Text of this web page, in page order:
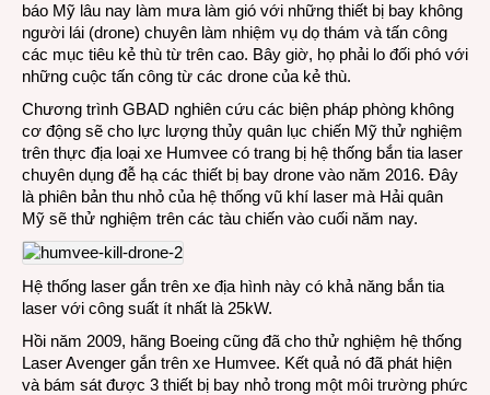
bị
khí
thiết
bị
drone
báo Mỹ lâu nay làm mưa làm gió với những thiết bị bay không
người lái (drone) chuyên làm nhiệm vụ dọ thám và tấn công
các mục tiêu kẻ thù từ trên cao. Bây giờ, họ phải lo đối phó với
những cuộc tấn công từ các drone của kẻ thù.
Chương trình GBAD nghiên cứu các biện pháp phòng không
cơ động sẽ cho lực lượng thủy quân lục chiến Mỹ thử nghiệm
trên thực địa loại xe Humvee có trang bị hệ thống bắn tia laser
chuyên dụng đễ hạ các thiết bị bay drone vào năm 2016. Đây
là phiên bản thu nhỏ của hệ thống vũ khí laser mà Hải quân
Mỹ sẽ thử nghiệm trên các tàu chiến vào cuối năm nay.
Hệ thống laser gắn trên xe địa hình này có khả năng bắn tia
laser với công suất ít nhất là 25kW.
Hồi năm 2009, hãng Boeing cũng đã cho thử nghiệm hệ thống
Laser Avenger gắn trên xe Humvee. Kết quả nó đã phát hiện
và bám sát được 3 thiết bị bay nhỏ trong một môi trường phức